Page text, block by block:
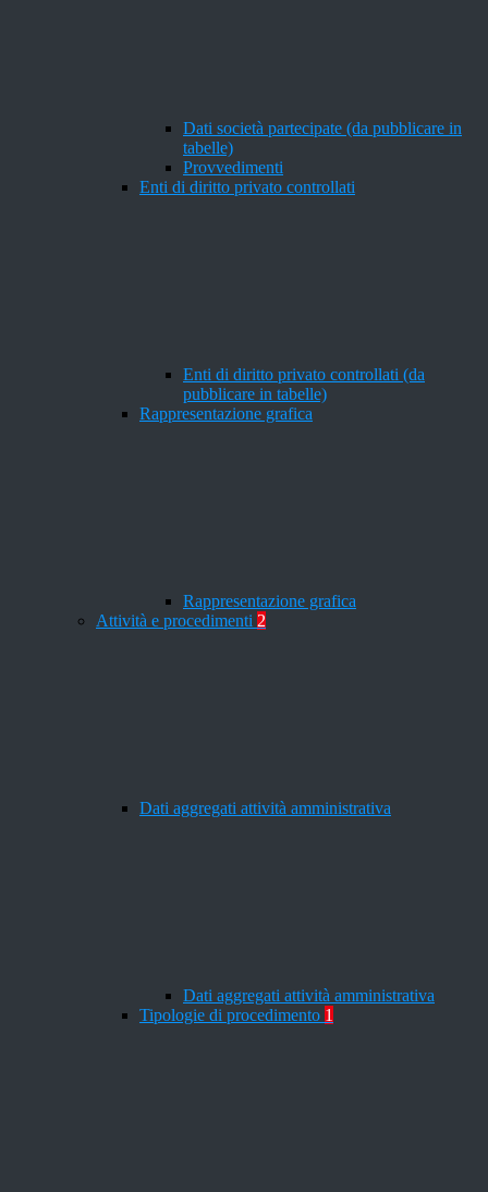
Dati società partecipate (da pubblicare in
tabelle)
Provvedimenti
Enti di diritto privato controllati
Enti di diritto privato controllati (da
pubblicare in tabelle)
Rappresentazione grafica
Rappresentazione grafica
Attività e procedimenti 2
Dati aggregati attività amministrativa
Dati aggregati attività amministrativa
Tipologie di procedimento 1